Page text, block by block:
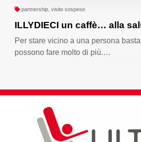
partnership, visite sospese
ILLYDIECI un caffè… alla
Per stare vicino a una persona
possono fare molto di più.…